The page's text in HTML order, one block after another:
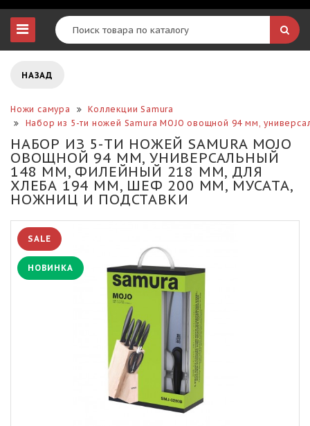
НАЗАД
Ножи самура
Коллекции Samura
Набор из 5-ти ножей Samura MOJO овощной 94 мм,
НАБОР ИЗ 5-ТИ НОЖЕЙ SAMURA MOJO
ОВОЩНОЙ 94 ММ, УНИВЕРСАЛЬНЫЙ
148 ММ, ФИЛЕЙНЫЙ 218 ММ, ДЛЯ
ХЛЕБА 194 ММ, ШЕФ 200 ММ, МУСАТА,
НОЖНИЦ И ПОДСТАВКИ
SALE
НОВИНКА